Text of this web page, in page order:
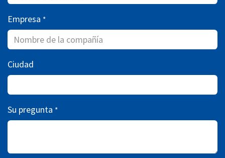
Empresa *
Ciudad
Su pregunta *